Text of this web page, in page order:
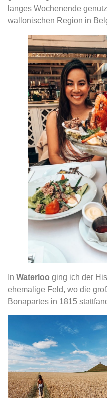
langes Wochenende
wallonischen Region in
In Waterloo ging ich der
ehemalige Feld, wo die
Bonapartes in 1815